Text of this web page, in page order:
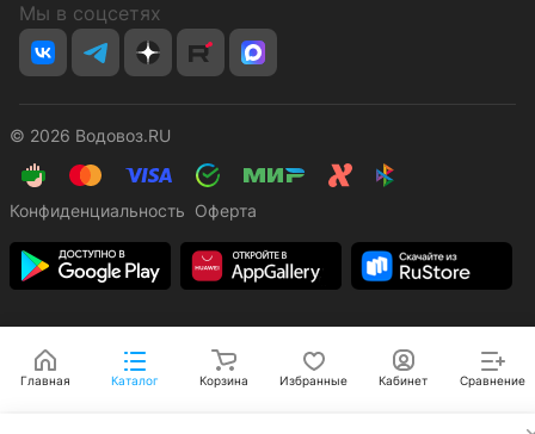
Мы в соцсетях
© 2026 Водовоз.RU
Конфиденциальность Оферта
Главная Каталог Корзина Избранные Кабинет Сравнение